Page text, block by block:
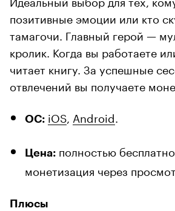
позитивные эмоции или кто
тамагочи. Главный герой —
кролик. Когда вы работаете
читает книгу. За успешные
отвлечений вы получаете
ОС: iOS Android
Цена: полностью
монетизация через
Плюсы